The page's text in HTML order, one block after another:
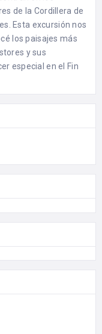
de la Cordillera de
Esta excursión nos
los paisajes más
y sus
especial en el Fin